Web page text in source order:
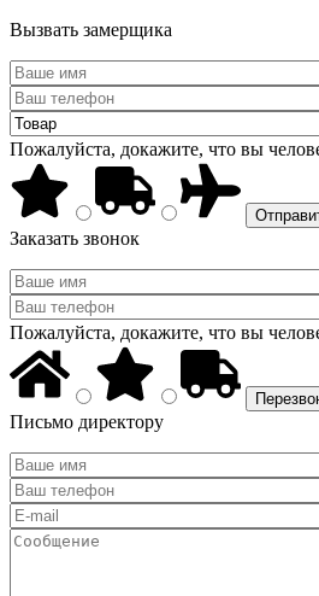
Вызвать замерщика
Пожалуйста, докажите, что вы
Заказать звонок
Пожалуйста, докажите, что вы
Письмо директору